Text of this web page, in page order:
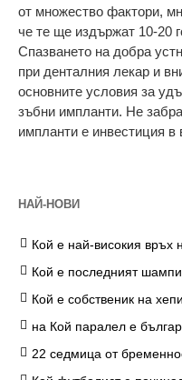
от множество фактори,
че те ще издържат 10-20
Спазването на добра
при денталния лекар и
основните условия за
зъбни импланти. Не
импланти е инвестиция
НАЙ-НОВИ
Кой е най-високия връх
Кой е последният
Кой е собственик на хепи
на Кой паралел е
22 седмица от